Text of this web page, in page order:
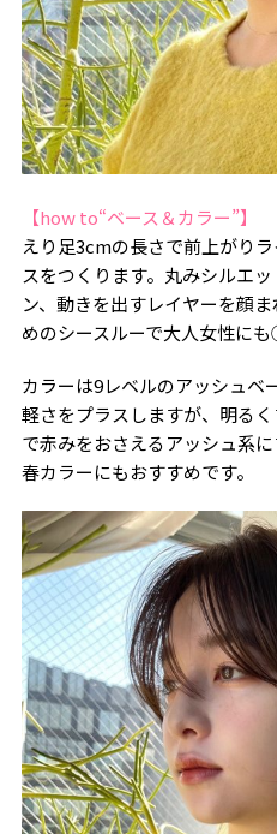
【how to“ベース＆カラー”】
えり足3cmの長さで前上がり
スをつくります。丸みシルエ
ン、動きを出すレイヤーを顔
めのシースルーで大人女性にも
カラーは9レベルのアッシュベ
軽さをプラスしますが、明る
で赤みをおさえるアッシュ系
春カラーにもおすすめです。